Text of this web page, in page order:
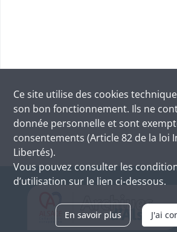
Ce site utilise des cookies
son bon fonctionnement. Ils ne
donnée personnelle et sont
consentements (Article 82 de la loi
Libertés).
Vous pouvez consulter les
d’utilisation sur le lien ci-dessous.
En savoir plus J'ai